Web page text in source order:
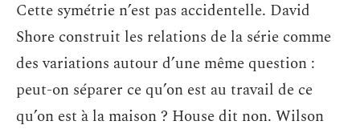
Cette symétrie n’est pas accidentelle. David
Shore construit les relations de la série comme
des variations autour d’une même question :
peut-on séparer ce qu’on est au travail de ce
qu’on est à la maison ? House dit non. Wilson